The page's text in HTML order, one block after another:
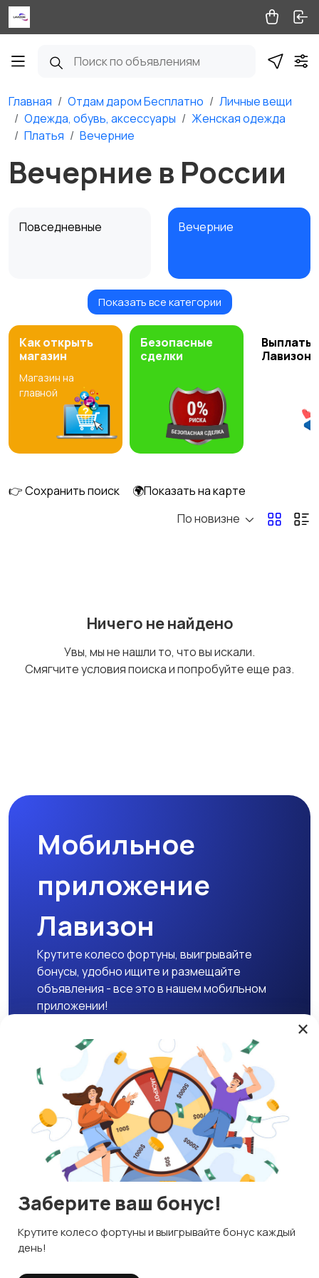
Главная Отдам даром Бесплатно
Личные вещи
Одежда, обувь, аксессуары
Женская одежда
Платья
Вечерние
Вечерние в России
Повседневные Вечерние
Показать все категории
Как открыть
магазин
Магазин на
главной
Безопасные
сделки
Выплаты
Лавизон
👉 Сохранить поиск
🌍Показать на карте
По новизне
Ничего не найдено
Увы, мы не нашли то, что вы искали.
Смягчите условия поиска и попробуйте еще раз.
Мобильное
приложение
Лавизон
Крутите колесо фортуны, выигрывайте
бонусы, удобно ищите и размещайте
объявления - все это в нашем мобильном
приложении!
Скачать APK
Магазины Блог
О нас
Служба поддержки
☕ Поддержать проект
ИНН 592109881601
Используем куки и рекомендательные технологии
Это чтобы сайт работал лучше. Оставаясь с нами, вы
×
Заберите ваш бонус!
Крутите колесо фортуны и выигрывайте бонус каждый
день!